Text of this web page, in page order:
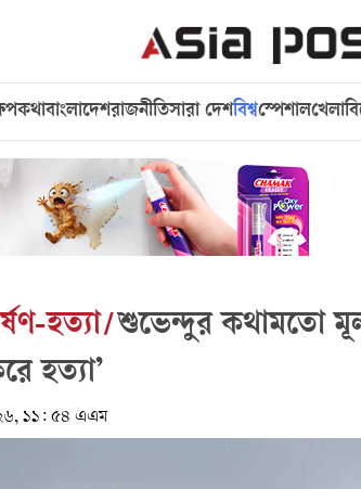
কথাবাংলাদেশরাজনীতিসারা দেশবিশ্বস্পেশালখেলা
হত্যা/শুভেন্দুর কথামতো
হত্যা’
১১: ৫৪ এএম